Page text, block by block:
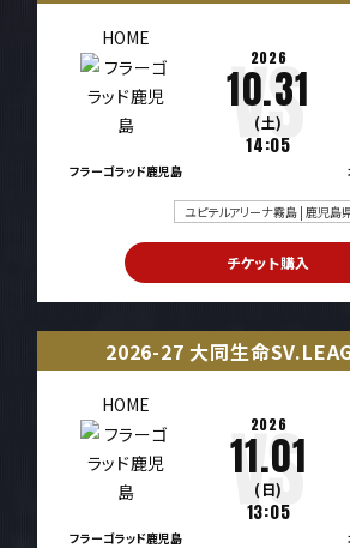
HOME
フラーゴラッド鹿児島
2026
10.31
(土)
14:05
ユピテルアリーナ霧島 | 鹿児島
チケット購入
2026-27 大同生命
HOME
フラーゴラッド鹿児島
2026
11.01
(日)
13:05